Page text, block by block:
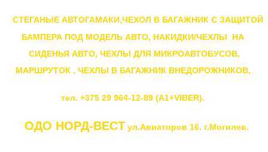
СТЕГАНЫЕ АВТОГАМАКИ,ЧЕХОЛ В БАГАЖНИК С ЗАЩИТОЙ
БАМПЕРА ПОД МОДЕЛЬ АВТО, НАКИДКИ/ЧЕХЛЫ НА
СИДЕНЬЯ АВТО, ЧЕХЛЫ ДЛЯ МИКРОАВТОБУСОВ,
МАРШРУТОК , ЧЕХЛЫ В БАГАЖНИК ВНЕДОРОЖНИКОВ,
тел. +375 29 964-12-89 (А1+VIBER).
ОДО НОРД-ВЕСТ ул.Авиаторов 16. г.Могилев.